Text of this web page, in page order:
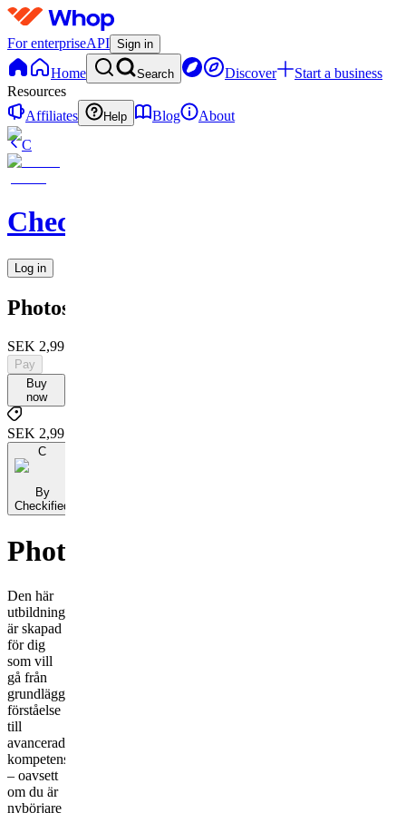
For enterpriseAPI Sign in
Home Search Discover
Start a business
Resources
Affiliates
Help Blog
About
C
Checkified
Log in
Photoshop
SEK 2,995
Pay
Buy
now
SEK 2,995
C
By
Checkified
Photoshop
Den här
utbildningen
är skapad
för dig
som vill
gå från
grundläggande
förståelse
till
avancerad
kompetens
– oavsett
om du är
nybörjare